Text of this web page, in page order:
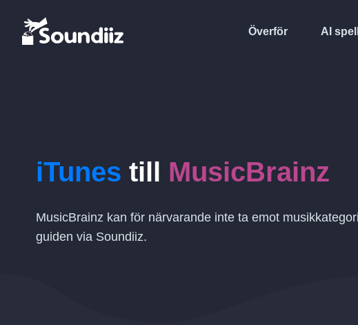
Överför AI
iTunes till MusicBrainz
MusicBrainz kan för närvarande inte ta emot
guiden via Soundiiz.